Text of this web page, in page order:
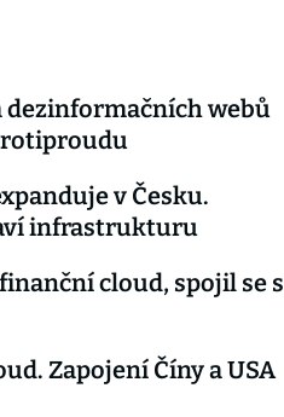
dezinformačních webů
v Česku.
infrastrukturu
cloud, spojil se s
Zapojení Číny a USA